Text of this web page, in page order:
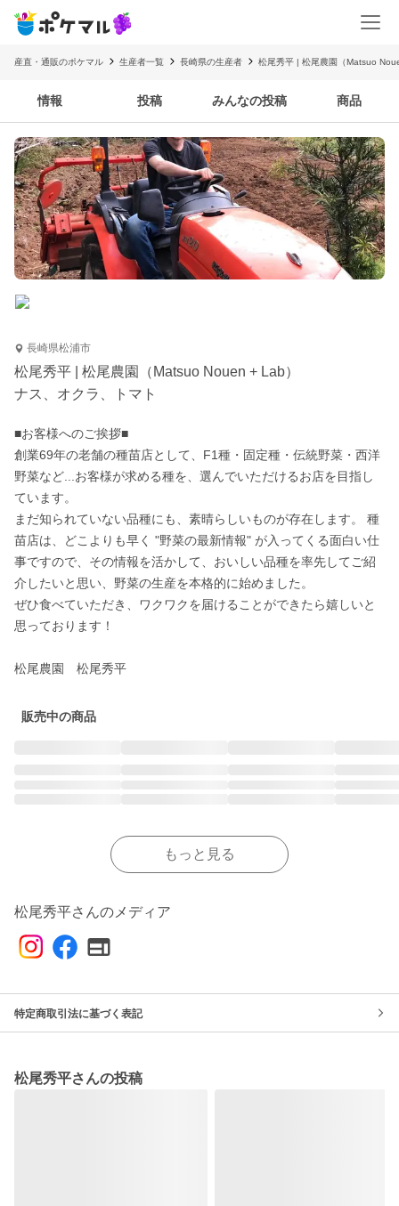
産直・通販のポケマル 生産者一覧 長崎県の生産者 松尾秀平 | 松尾農園（Matsuo
情報 投稿 みんなの投稿 商品
長崎県松浦市
松尾秀平 | 松尾農園（Matsuo Nouen + Lab）
ナス、オクラ、トマト
■お客様へのご挨拶■
創業69年の老舗の種苗店として、F1種・固定種・伝統野菜・西洋
野菜など...お客様が求める種を、選んでいただけるお店を目指し
ています。
まだ知られていない品種にも、素晴らしいものが存在します。 種
苗店は、どこよりも早く "野菜の最新情報" が入ってくる面白い仕
事ですので、その情報を活かして、おいしい品種を率先してご紹
介したいと思い、野菜の生産を本格的に始めました。
ぜひ食べていただき、ワクワクを届けることができたら嬉しいと
思っております！
松尾農園　松尾秀平
販売中の商品
もっと見る
松尾秀平さんのメディア
特定商取引法に基づく表記
松尾秀平さんの投稿